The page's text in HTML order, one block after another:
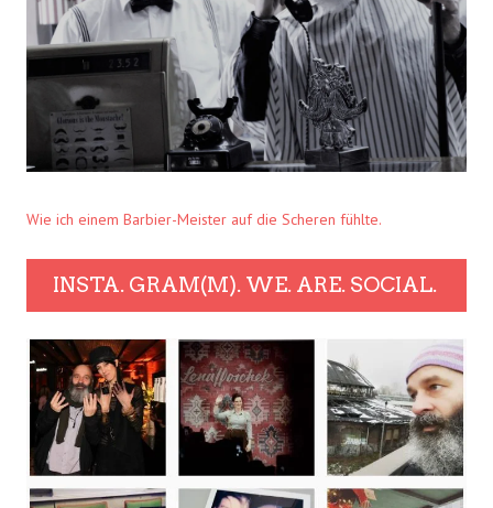
Wie ich einem Barbier-Meister auf die Scheren fühlte.
INSTA. GRAM(M). WE. ARE. SOCIAL.